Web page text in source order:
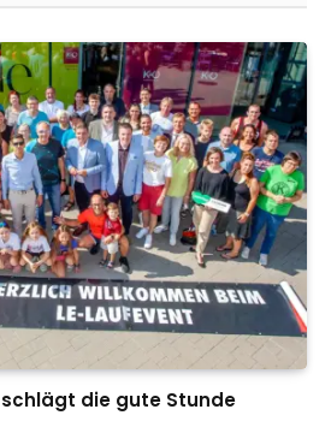
schlägt die gute Stunde